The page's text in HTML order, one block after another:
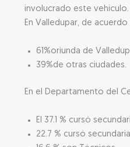
involucrado este vehículo.
En Valledupar, de
61%oriunda de
39%de otras ciudades.
En el Departamento del
El 37.1 % cursó
22.7 % cursó